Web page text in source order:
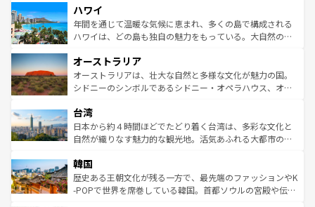
ば市内交通費無料で観光を楽しむこともできる。 なお、新
着のスイス情報はコンテンツ一覧 を参照してほしい。
のような巨大都市は、観光、ショッピング、エンターテイ
ンメントが詰まった刺激的なスポットだ。一方、アメリカ
西部には大自然が広がり、グランドキャニオンやイエロー
部のニューオーリンズでは、音楽と美食が融合した独特の
文化が魅力。旅行者はアメリカの各地域で異なる魅力を楽
しみながら、その多様性と豊かな歴史を感じることができ
ならではの贅沢な旅のスタイルだ。 なお、新着のアメリカ
情報はコンテンツ一覧を参照してほしい。
ハワイ
年間を通じて温暖な気候に恵まれ、多くの島で構成される
ハワイは、どの島も独自の魅力をもっている。大自然の神
ワイ島は見逃せない。また、定番の観光地といえばオアフ
島だが、静かな自然を求めるならマウイ島やカウアイ島が
おすすめ。エメラルドグリーンに輝く海をはじめ、豊かな
れるおもてなしの心で訪れる人々を迎えてくれるハワイの
人々、おいしいローカルフードやハワイアンミュージッ
ク、伝統的なフラダンスなど、すべてがハワイの魅力を彩
ワイを、存分に味わってほしい。 なお、新着のハワイ情報
はコンテンツ一覧を参照してほしい。
オーストラリア
オーストラリアは、壮大な自然と多様な文化が魅力の国。
シドニーのシンボルであるシドニー・オペラハウス、オー
リアリーフや大陸中央部にそびえるウルル（エアーズロッ
ク）、タスマニアの美しい原生林やケアンズの熱帯雨林な
ど、見どころがたくさん。また、カフェやワイン、オージ
いる。アクティビティも充実しており、サーフィンやダイ
ビング、ハイキングなど、アウトドア好きにはたまらな
い。オーストラリアの多彩な魅力を存分に味わいつくそ
台湾
日本から約４時間ほどでたどり着く台湾は、多彩な文化と
自然が織りなす魅力的な観光地。活気あふれる大都市の台
ン）、静ひつな山岳地帯である台湾東部など、都市の喧騒
と山間の静けさが共存しており、訪れる人に新しい発見と
驚きをもたらしてくれる。また、奥深い台湾の食文化も魅
韓国
歴史ある王朝文化が残る一方で、最先端のファッションやK
-POPで世界を席巻している韓国。首都ソウルの宮殿や伝統